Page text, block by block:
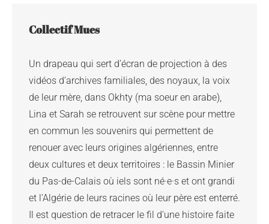
Collectif Mues
Un drapeau qui sert d’écran de projection à des
vidéos d’archives familiales, des noyaux, la voix
de leur mère, dans Okhty (ma soeur en arabe),
Lina et Sarah se retrouvent sur scène pour mettre
en commun les souvenirs qui permettent de
renouer avec leurs origines algériennes, entre
deux cultures et deux territoires : le Bassin Minier
du Pas-de-Calais où iels sont né·e·s et ont grandi
et l’Algérie de leurs racines où leur père est enterré.
Il est question de retracer le fil d’une histoire faite